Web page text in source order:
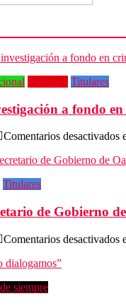
Policiaca Titulares
a fondo
Comentarios desactivados
Titulares
de Gobierno
Comentarios desactivados
siempre